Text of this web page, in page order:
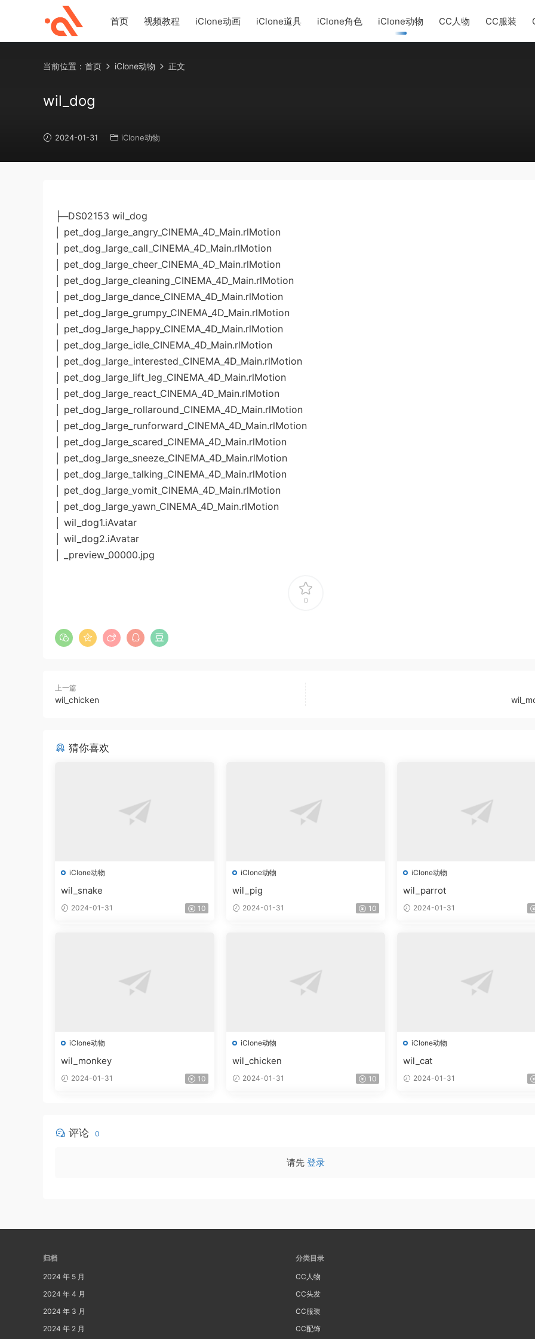
首页 视频教程 iClone动画 iClone道具 iClone角色 iClone动物 CC人物 CC服装
当前位置： 首页 iClone动物 正文
wil_dog
2024-01-31 iClone动物
├─DS02153 wil_dog
│ pet_dog_large_angry_CINEMA_4D_Main.rlMotion
│ pet_dog_large_call_CINEMA_4D_Main.rlMotion
│ pet_dog_large_cheer_CINEMA_4D_Main.rlMotion
│ pet_dog_large_cleaning_CINEMA_4D_Main.rlMotion
│ pet_dog_large_dance_CINEMA_4D_Main.rlMotion
│ pet_dog_large_grumpy_CINEMA_4D_Main.rlMotion
│ pet_dog_large_happy_CINEMA_4D_Main.rlMotion
│ pet_dog_large_idle_CINEMA_4D_Main.rlMotion
│ pet_dog_large_interested_CINEMA_4D_Main.rlMotion
│ pet_dog_large_lift_leg_CINEMA_4D_Main.rlMotion
│ pet_dog_large_react_CINEMA_4D_Main.rlMotion
│ pet_dog_large_rollaround_CINEMA_4D_Main.rlMotion
│ pet_dog_large_runforward_CINEMA_4D_Main.rlMotion
│ pet_dog_large_scared_CINEMA_4D_Main.rlMotion
│ pet_dog_large_sneeze_CINEMA_4D_Main.rlMotion
│ pet_dog_large_talking_CINEMA_4D_Main.rlMotion
│ pet_dog_large_vomit_CINEMA_4D_Main.rlMotion
│ pet_dog_large_yawn_CINEMA_4D_Main.rlMotion
│ wil_dog1.iAvatar
│ wil_dog2.iAvatar
│ _preview_00000.jpg
0
上一篇
wil_chicken
猜你喜欢
iClone动物
wil_snake
2024-01-31 10
iClone动物
wil_pig
2024-01-31 10
iClone动物
wil_parrot
2024-01-31
iClone动物
wil_monkey
2024-01-31 10
iClone动物
wil_chicken
2024-01-31 10
iClone动物
wil_cat
2024-01-31
评论 0
请先 登录
归档
2024 年 5 月
2024 年 4 月
2024 年 3 月
2024 年 2 月
分类目录
CC人物
CC头发
CC服装
CC配饰